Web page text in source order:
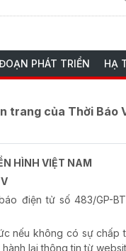
PHÁT TRIỂN HẠ
trang của Thời Báo
HÌNH VIỆT NAM
điện tử số 483/GP-
nếu không có sự chấp
lại thông tin từ